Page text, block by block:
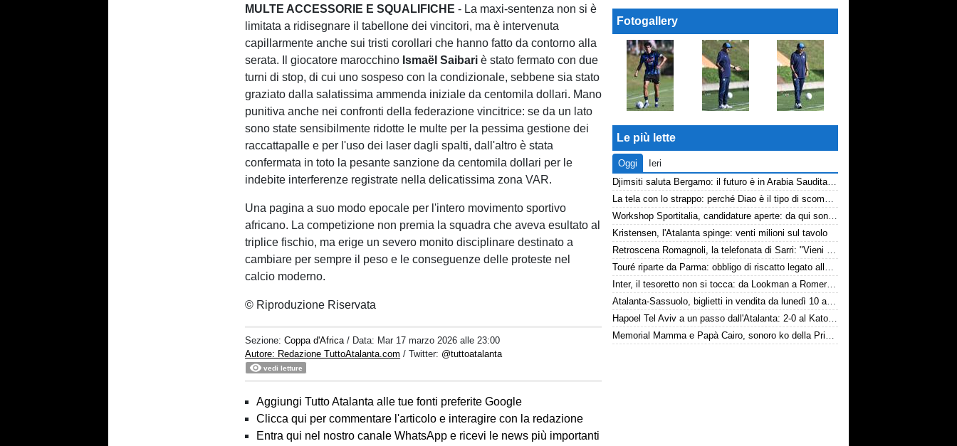
MULTE ACCESSORIE E SQUALIFICHE - La maxi-sentenza non si è
limitata a ridisegnare il tabellone dei vincitori, ma è intervenuta
capillarmente anche sui tristi corollari che hanno fatto da contorno alla
serata. Il giocatore marocchino Ismaël Saibari è stato fermato con due
turni di stop, di cui uno sospeso con la condizionale, sebbene sia stato
graziato dalla salatissima ammenda iniziale da centomila dollari. Mano
punitiva anche nei confronti della federazione vincitrice: se da un lato
sono state sensibilmente ridotte le multe per la pessima gestione dei
raccattapalle e per l'uso dei laser dagli spalti, dall'altro è stata
confermata in toto la pesante sanzione da centomila dollari per le
indebite interferenze registrate nella delicatissima zona VAR.
Una pagina a suo modo epocale per l'intero movimento sportivo
africano. La competizione non premia la squadra che aveva esultato al
triplice fischio, ma erige un severo monito disciplinare destinato a
cambiare per sempre il peso e le conseguenze delle proteste nel
calcio moderno.
© Riproduzione Riservata
Sezione:Coppa d'Africa / Data: Mar 17 marzo 2026 alle 23:00
Autore: Redazione TuttoAtalanta.com / Twitter: @tuttoatalanta
vedi letture
Aggiungi Tutto Atalanta alle tue fonti preferite Google
Clicca qui per commentare l'articolo e interagire con la redazione
Entra qui nel nostro canale WhatsApp e ricevi le news più importanti
Fotogallery
Le più lette
Oggi
Ieri
Djimsiti saluta Bergamo: il futuro è in Arabia Saudita! Tre milioni e firma biennale
La tela con lo strappo: perché Diao è il tipo di scommessa che Giuntoli ama
Workshop Sportitalia, candidature aperte: da qui sono passate firme di Serie A
Kristensen, l'Atalanta spinge: venti milioni sul tavolo
Retroscena Romagnoli, la telefonata di Sarri: "Vieni con me a Bergamo"
Touré riparte da Parma: obbligo di riscatto legato alla salvezza
Inter, il tesoretto non si tocca: da Lookman a Romero, un anno di rinunce
Atalanta-Sassuolo, biglietti in vendita da lunedì 10 agosto
Hapoel Tel Aviv a un passo dall'Atalanta: 2-0 al Katowice
Memorial Mamma e Papà Cairo, sonoro ko della Primavera contro il Toro